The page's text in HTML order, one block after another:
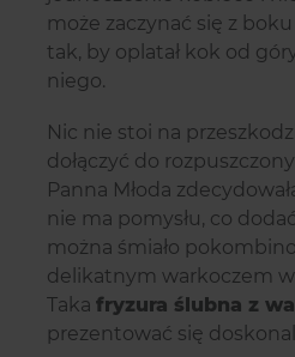
może zaczynać się z
tak, by oplatał kok od
niego.
Nic nie stoi na
dołączyć do
Panna Młoda
nie ma pomysłu, co
można śmiało
delikatnym warkoczem w
Takafryzura ślubna z
prezentować się